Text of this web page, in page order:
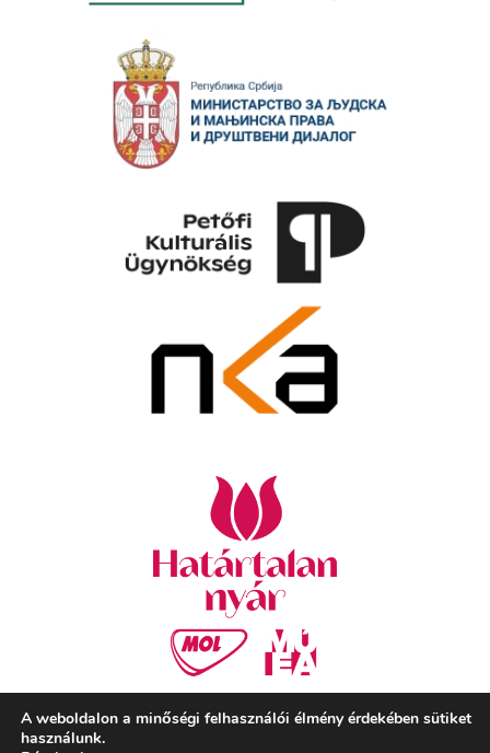
A weboldalon a minőségi felhasználói élmény érdekében sütiket
használunk.